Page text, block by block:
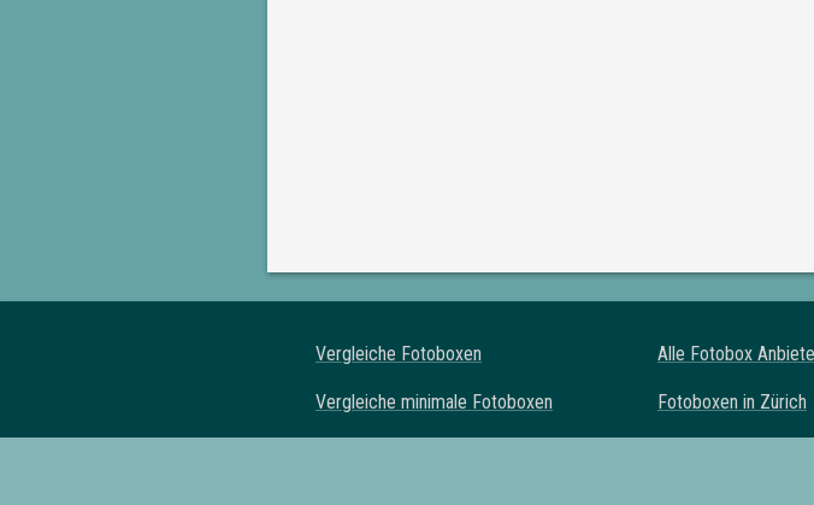
Vergleiche Fotoboxen
Vergleiche minimale Fotoboxen
Alle Fotobox
Fotoboxen in Zürich